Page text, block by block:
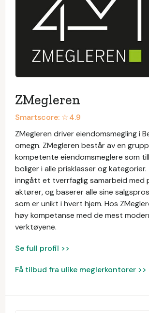
ZMegleren
Smartscore: ☆4.9
ZMegleren driver eiendomsmegling i
omegn. ZMegleren består av en
kompetente eiendomsmeglere som
boliger i alle prisklasser og kategorier.
inngått et tverrfaglig samarbeid med
aktører, og baserer alle sine
som er unikt i hvert hjem. Hos
høy kompetanse med de mest
verktøyene.
Se full profil >>
Få tilbud fra ulike meglerkontorer >>